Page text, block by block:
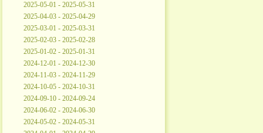
2025-05-01 - 2025-05-31
2025-04-03 - 2025-04-29
2025-03-01 - 2025-03-31
2025-02-03 - 2025-02-28
2025-01-02 - 2025-01-31
2024-12-01 - 2024-12-30
2024-11-03 - 2024-11-29
2024-10-05 - 2024-10-31
2024-09-10 - 2024-09-24
2024-06-02 - 2024-06-30
2024-05-02 - 2024-05-31